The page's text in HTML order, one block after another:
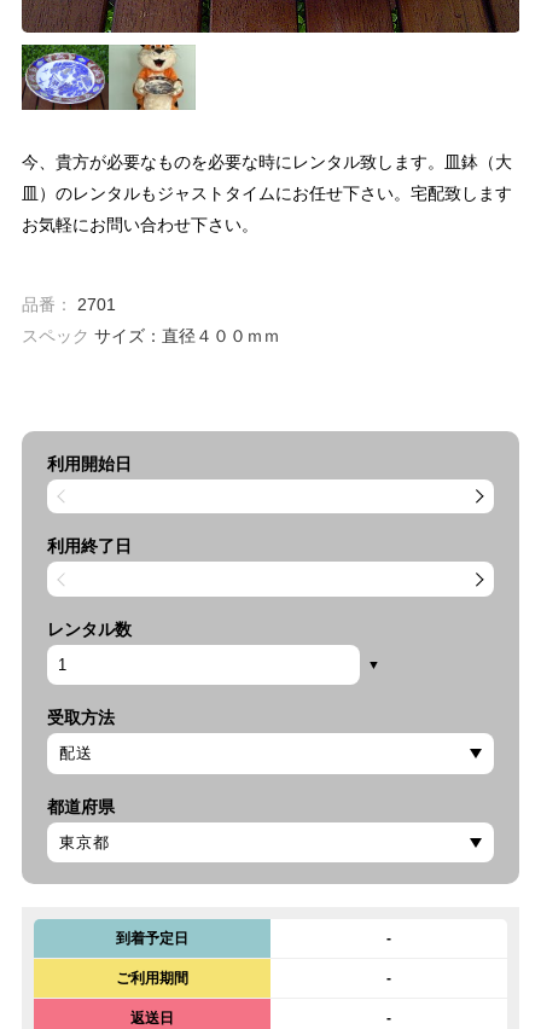
今、貴方が必要なものを必要な時にレンタル致します。皿鉢（大
皿）のレンタルもジャストタイムにお任せ下さい。宅配致します
お気軽にお問い合わせ下さい。
品番：
2701
スペック サイズ：直径４００ｍｍ
利用開始日
利用終了日
レンタル数
受取方法
都道府県
到着予定日 -
ご利用期間 -
返送日 -